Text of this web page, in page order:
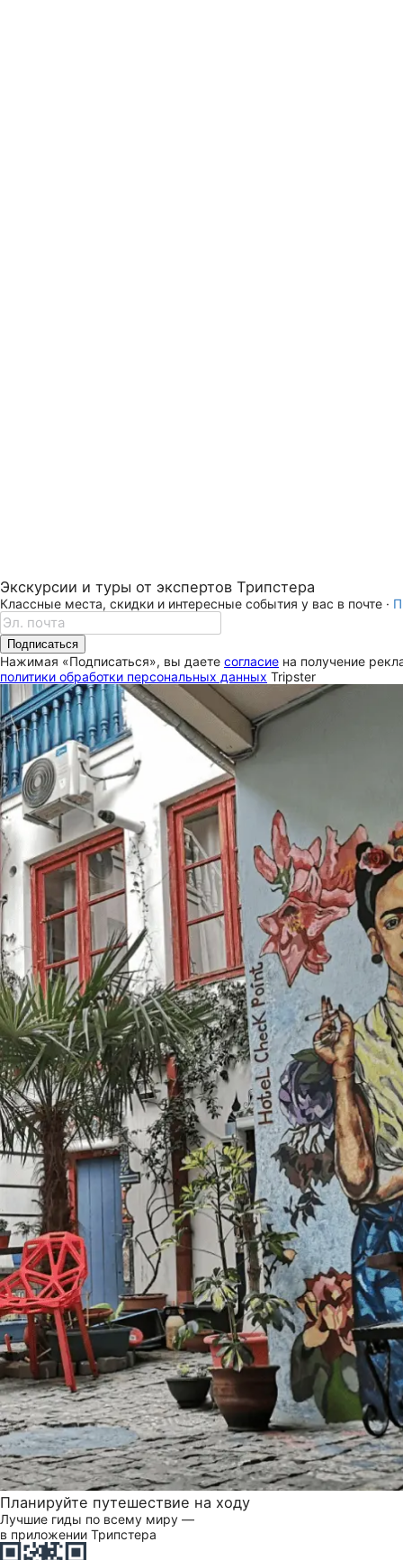
Экскурсии и туры от экспертов Трипстера
Классные места, скидки и интересные события у вас в почте ·
Подписаться
Нажимая «Подписаться», вы даете согласие на получение
политики обработки персональных данных Tripster
Планируйте путешествие на ходу
Лучшие гиды по всему миру —
в приложении Трипстера